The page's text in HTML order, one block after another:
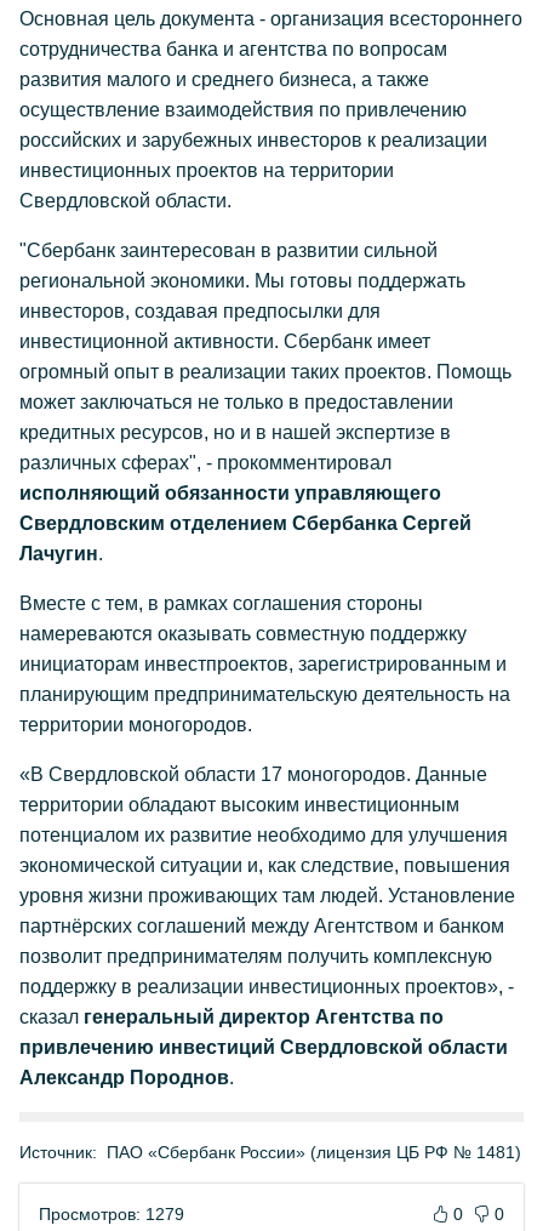
Основная цель документа - организация всестороннего
сотрудничества банка и агентства по вопросам
развития малого и среднего бизнеса, а также
осуществление взаимодействия по привлечению
российских и зарубежных инвесторов к реализации
инвестиционных проектов на территории
Свердловской области.
"Сбербанк заинтересован в развитии сильной
региональной экономики. Мы готовы поддержать
инвесторов, создавая предпосылки для
инвестиционной активности. Сбербанк имеет
огромный опыт в реализации таких проектов. Помощь
может заключаться не только в предоставлении
кредитных ресурсов, но и в нашей экспертизе в
различных сферах", - прокомментировал
исполняющий обязанности управляющего
Свердловским отделением Сбербанка Сергей
Лачугин.
Вместе с тем, в рамках соглашения стороны
намереваются оказывать совместную поддержку
инициаторам инвестпроектов, зарегистрированным и
планирующим предпринимательскую деятельность на
территории моногородов.
«В Свердловской области 17 моногородов. Данные
территории обладают высоким инвестиционным
потенциалом их развитие необходимо для улучшения
экономической ситуации и, как следствие, повышения
уровня жизни проживающих там людей. Установление
партнёрских соглашений между Агентством и банком
позволит предпринимателям получить комплексную
поддержку в реализации инвестиционных проектов», -
сказал генеральный директор Агентства по
привлечению инвестиций Свердловской области
Александр Породнов.
Источник: ПАО «Сбербанк России» (лицензия ЦБ РФ № 1481)
Просмотров: 1279 0 0